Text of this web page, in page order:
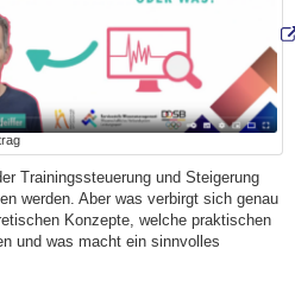
Trainingssteuerung und Steigerung
werden. Aber was verbirgt sich genau
Konzepte, welche praktischen
und was macht ein sinnvolles